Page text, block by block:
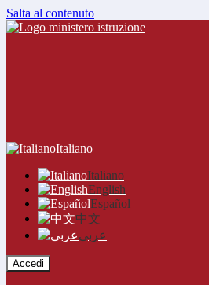
Salta al contenuto
Italiano
Italiano
English
Español
中文
عربى
Accedi